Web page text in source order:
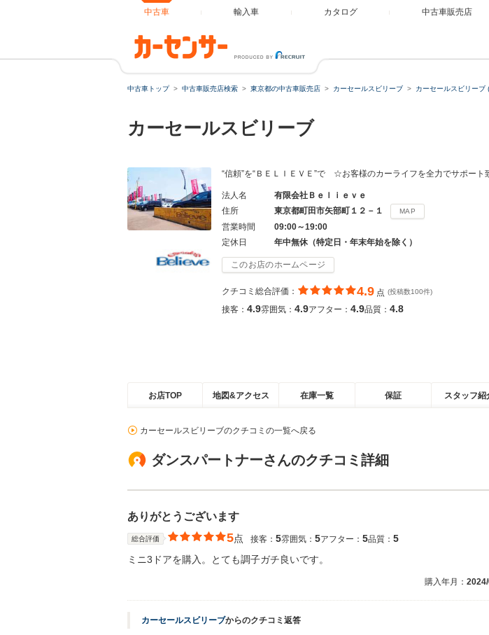
中古車 輸入車 カタログ 中古車販売店
中古車トップ 中古車販売店検索 東京都の中古車販売店 カーセールスビリーブ カーセールスビリーブ
カーセールスビリーブ
“信頼”を“ＢＥＬＩＥＶＥ”で ☆お客様のカーライフを全力でサポー
法人名
有限会社Ｂｅｌｉｅｖｅ
住所
東京都町田市矢部町１２－１ MAP
営業時間
09:00～19:00
定休日
年中無休（特定日・年末年始を除く）
このお店のホームページ
クチコミ総合評価： 4.9 点 (投稿数100件)
接客： 4.9雰囲気： 4.9アフター： 4.9品質： 4.8
お店TOP 地図&アクセス 在庫一覧 保証 スタッフ紹
カーセールスビリーブのクチコミの一覧へ戻る
ダンスパートナーさんのクチコミ詳細
ありがとうございます
総合評価 5点 接客： 5雰囲気： 5アフター： 5品質： 5
ミニ3ドアを購入。とても調子ガチ良いです。
購入年月：
カーセールスビリーブからのクチコミ返答